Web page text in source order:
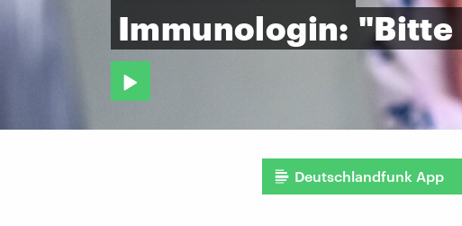
Immunologin: "Bitte
Deutschlandfunk App